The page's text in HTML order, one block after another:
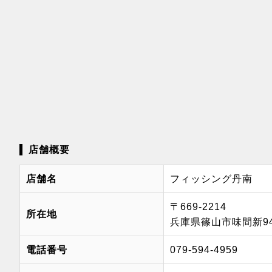
店舗概要
店舗名 フィッシング丹南
所在地
〒669-2214
兵庫県篠山市味間新
電話番号 079-594-4959